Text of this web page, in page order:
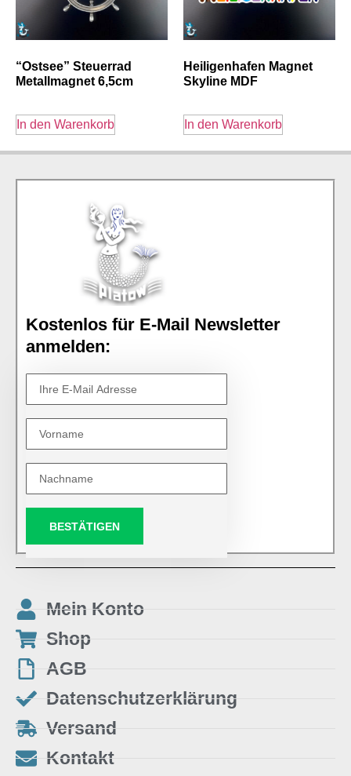
“Ostsee” Steuerrad
Metallmagnet 6,5cm
In den Warenkorb
Heiligenhafen Magnet
Skyline MDF
In den Warenkorb
Kostenlos für E-Mail Newsletter
anmelden:
BESTÄTIGEN
Mein Konto
Shop
AGB
Datenschutzerklärung
Versand
Kontakt